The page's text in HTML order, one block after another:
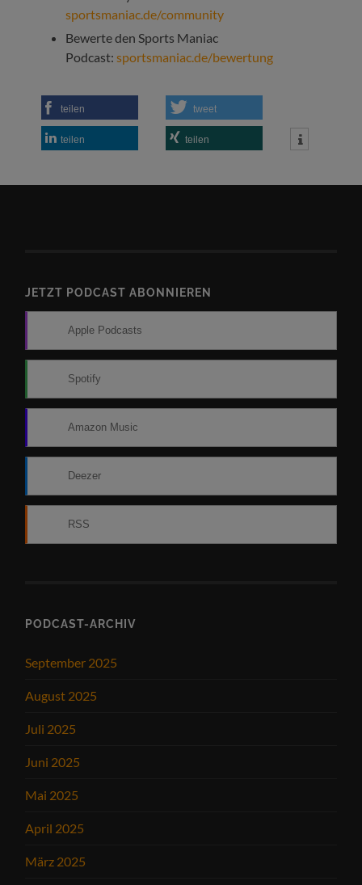
sportsmaniac.de/community
Bewerte den Sports Maniac
Podcast:sportsmaniac.de/bewertung
teilen tweet
teilen teilen
JETZT PODCAST ABONNIEREN
Apple Podcasts
Spotify
Amazon Music
Deezer
RSS
PODCAST-ARCHIV
September 2025
August 2025
Juli 2025
Juni 2025
Mai 2025
April 2025
März 2025